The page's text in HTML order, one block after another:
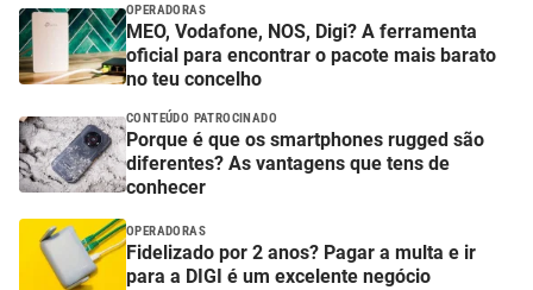
OPERADORAS
MEO, Vodafone, NOS, Digi? A ferramenta
oficial para encontrar o pacote mais barato
no teu concelho
CONTEÚDO PATROCINADO
Porque é que os smartphones rugged são
diferentes? As vantagens que tens de
conhecer
OPERADORAS
Fidelizado por 2 anos? Pagar a multa e ir
para a DIGI é um excelente negócio